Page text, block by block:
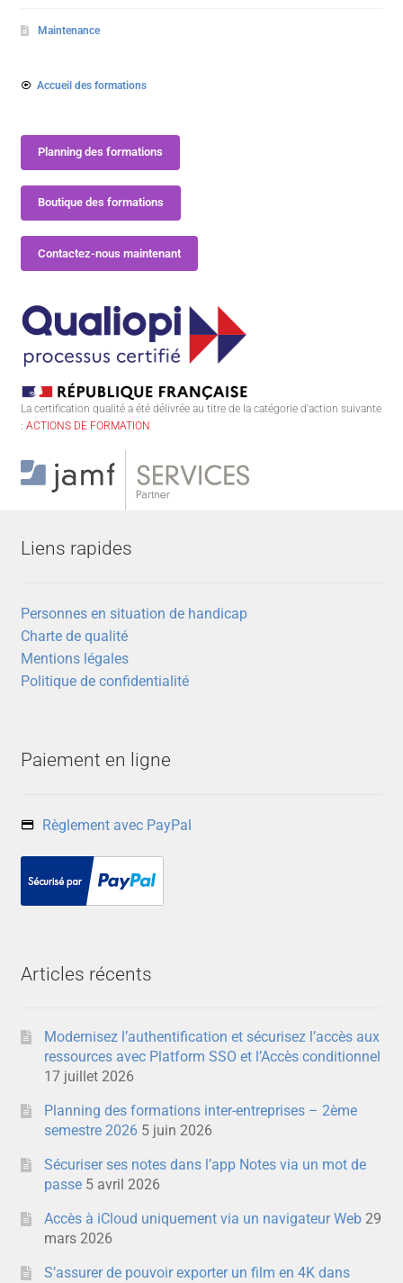
Maintenance
Accueil des formations
Planning des formations
Boutique des formations
Contactez-nous maintenant
La certification qualité a été délivrée au titre de la catégorie d'action suivante
: ACTIONS DE FORMATION
Liens rapides
Personnes en situation de handicap
Charte de qualité
Mentions légales
Politique de confidentialité
Paiement en ligne
Règlement avec PayPal
Articles récents
Modernisez l’authentification et sécurisez l’accès aux
ressources avec Platform SSO et l’Accès conditionnel
17 juillet 2026
Planning des formations inter-entreprises – 2ème
semestre 2026 5 juin 2026
Sécuriser ses notes dans l’app Notes via un mot de
passe 5 avril 2026
Accès à iCloud uniquement via un navigateur Web 29
mars 2026
S’assurer de pouvoir exporter un film en 4K dans